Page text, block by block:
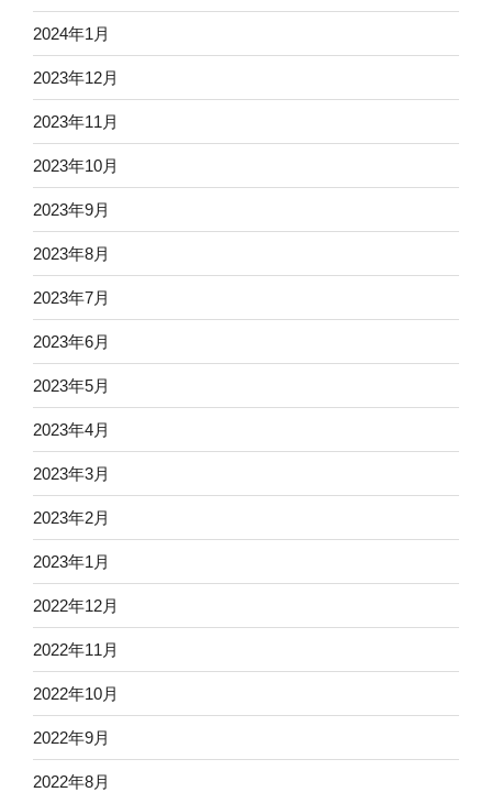
2024年1月
2023年12月
2023年11月
2023年10月
2023年9月
2023年8月
2023年7月
2023年6月
2023年5月
2023年4月
2023年3月
2023年2月
2023年1月
2022年12月
2022年11月
2022年10月
2022年9月
2022年8月